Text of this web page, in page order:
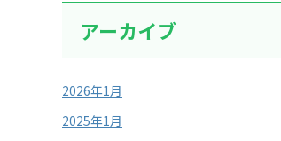
アーカイブ
2026年1月
2025年1月